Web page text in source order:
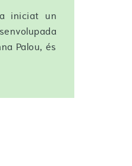
iniciat un
Palou, és